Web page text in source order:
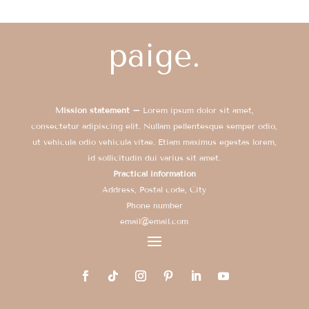
Mission statement – Lorem ipsum dolor sit amet,
consectetur adipiscing elit. Nullam pellentesque semper odio,
ut vehicula odio vehicula vitae. Etiam maximus egestas lorem,
id sollicitudin dui varius sit amet.
Practical information
Address, Postal code, City
Phone number
email@email.com